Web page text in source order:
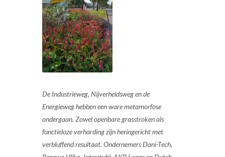
De Industrieweg, Nijverheidsweg en de
Energieweg hebben een ware metamorfose
ondergaan. Zowel openbare grasstroken als
functieloze verharding zijn heringericht met
verbluffend resultaat. Ondernemers Dani-Tech,